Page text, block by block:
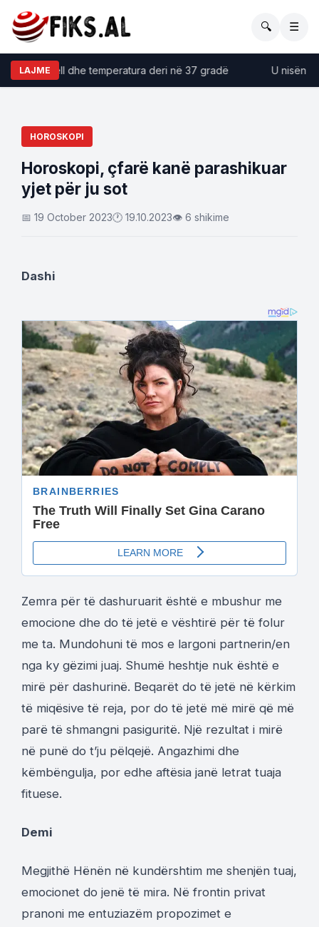
🔍 ☰
LAJME
me diell dhe temperatura deri në 37 gradë U nisën
HOROSKOPI
Horoskopi, çfarë kanë parashikuar
yjet për ju sot
📅 19 October 2023🕐 19.10.2023👁 6 shikime
Dashi
Zemra për të dashuruarit është e mbushur me
emocione dhe do të jetë e vështirë për të folur
me ta. Mundohuni të mos e largoni partnerin/en
nga ky gëzimi juaj. Shumë heshtje nuk është e
mirë për dashurinë. Beqarët do të jetë në kërkim
të miqësive të reja, por do të jetë më mirë që më
parë të shmangni pasiguritë. Një rezultat i mirë
në punë do t’ju pëlqejë. Angazhimi dhe
këmbëngulja, por edhe aftësia janë letrat tuaja
fituese.
Demi
Megjithë Hënën në kundërshtim me shenjën tuaj,
emocionet do jenë të mira. Në frontin privat
pranoni me entuziazëm propozimet e